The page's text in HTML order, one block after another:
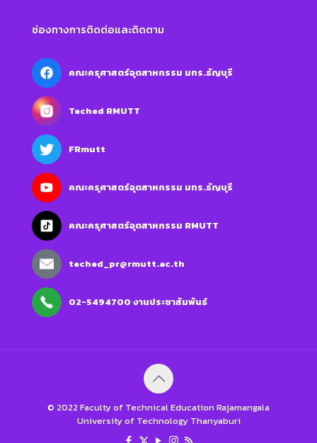
ช่องทางการติดต่อและติดตาม
คณะครุศาสตร์อุตสาหกรรม มทร.ธัญบุรี
Teched RMUTT
FRmutt
คณะครุศาสตร์อุตสาหกรรม มทร.ธัญบุรี
คณะครุศาสตร์อุตสาหกรรม RMUTT
teched_pr@rmutt.ac.th
02-5494700 งานประชาสัมพันธ์
© 2022 Faculty of Technical Education Rajamangala
University of Technology Thanyaburi